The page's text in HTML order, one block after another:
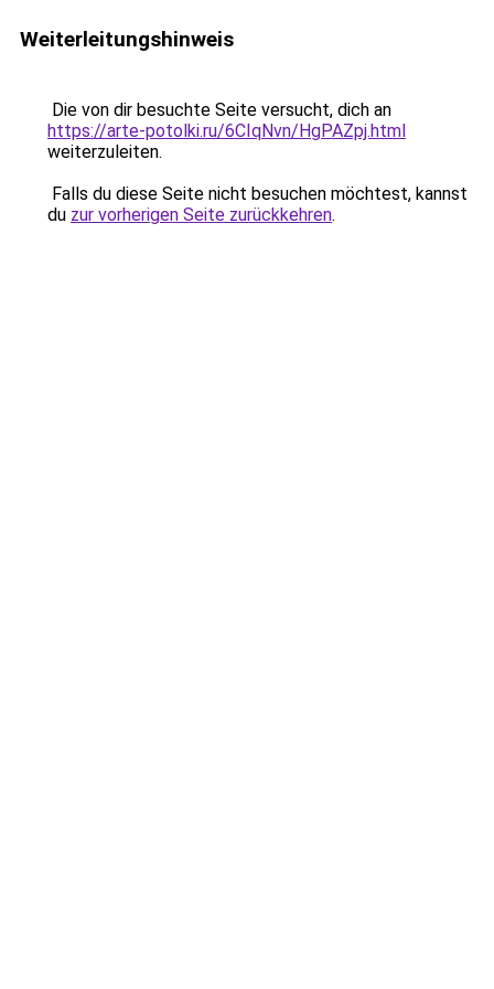
Weiterleitungshinweis
Die von dir besuchte Seite versucht, dich an
https://arte-potolki.ru/6CIqNvn/HgPAZpj.html
weiterzuleiten.
Falls du diese Seite nicht besuchen möchtest, kannst
du zur vorherigen Seite zurückkehren.